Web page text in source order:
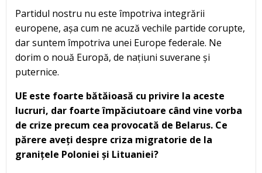
Partidul nostru nu este împotriva integrării
europene, așa cum ne acuză vechile partide corupte,
dar suntem împotriva unei Europe federale. Ne
dorim o nouă Europă, de națiuni suverane și
puternice.
UE este foarte bătăioasă cu privire la aceste
lucruri, dar foarte împăciutoare când vine vorba
de crize precum cea provocată de Belarus. Ce
părere aveți despre criza migratorie de la
granițele Poloniei și Lituaniei?